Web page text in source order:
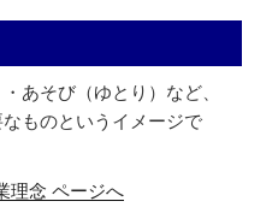
あそび（ゆとり）など、
ものというイメージで
理念 ページへ